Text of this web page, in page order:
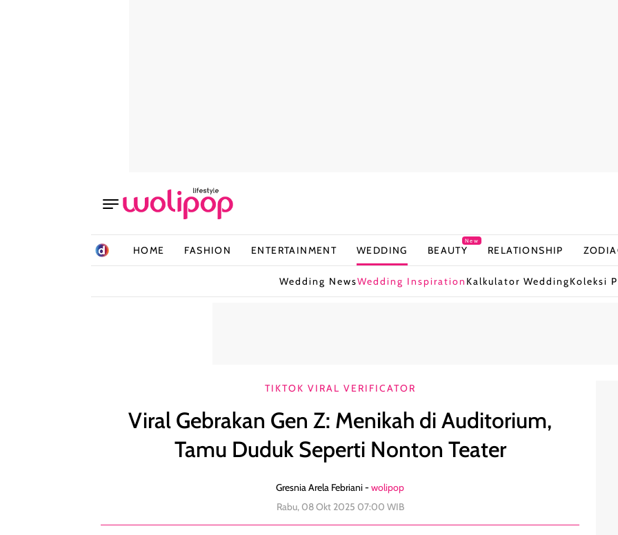
HOME FASHION ENTERTAINMENT WEDDING BEAUTY
New
RELATIONSHIP
Wedding NewsWedding Inspiration Kalkulator WeddingKoleksi
TIKTOK VIRAL VERIFICATOR
Viral Gebrakan Gen Z: Menikah di Auditorium,
Tamu Duduk Seperti Nonton Teater
Gresnia Arela Febriani -wolipop
Rabu, 08 Okt 2025 07:00 WIB